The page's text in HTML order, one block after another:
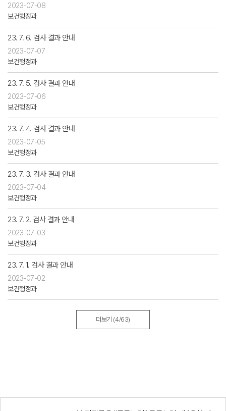
2023-07-08
보건행정과
23. 7. 6. 검사 결과 안내
2023-07-07
보건행정과
23. 7. 5. 검사 결과 안내
2023-07-06
보건행정과
23. 7. 4. 검사 결과 안내
2023-07-05
보건행정과
23. 7. 3. 검사 결과 안내
2023-07-04
보건행정과
23. 7. 2. 검사 결과 안내
2023-07-03
보건행정과
23. 7. 1. 검사 결과 안내
2023-07-02
보건행정과
더보기 (4/63)